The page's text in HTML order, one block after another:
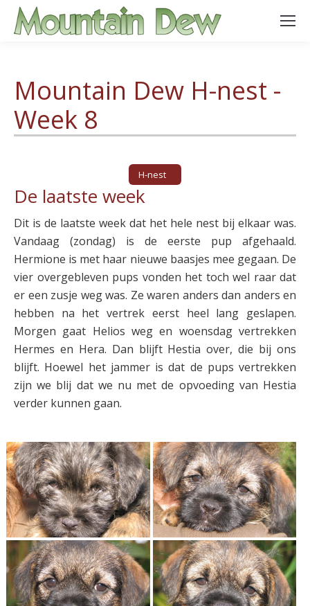
Mountain Dew H-nest -
Week 8
H-nest
De laatste week
Dit is de laatste week dat het hele nest bij elkaar was.
Vandaag (zondag) is de eerste pup afgehaald.
Hermione is met haar nieuwe baasjes mee gegaan. De
vier overgebleven pups vonden het toch wel raar dat
er een zusje weg was. Ze waren anders dan anders en
hebben na het vertrek eerst heel lang geslapen.
Morgen gaat Helios weg en woensdag vertrekken
Hermes en Hera. Dan blijft Hestia over, die bij ons
blijft. Hoewel het jammer is dat de pups vertrekken
zijn we blij dat we nu met de opvoeding van Hestia
verder kunnen gaan.